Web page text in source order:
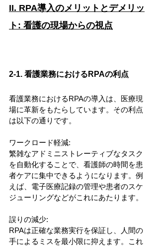
II. RPA導入のメリットとデメリッ
ト: 看護の現場からの視点
2-1. 看護業務におけるRPAの利点
看護業務におけるRPAの導入は、医療現
場に革新をもたらしています。その利点
は以下の通りです。
ワークロード軽減:
繁雑なアドミニストレーティブなタスク
を自動化することで、看護師の時間を患
者ケアに集中できるようになります。例
えば、電子医療記録の管理や患者のスケ
ジューリングなどがこれにあたります。
誤りの減少:
RPAは正確な業務実行を保証し、人間の
手によるミスを最小限に抑えます。これ